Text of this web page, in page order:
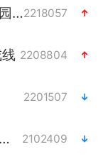
全球首个长时储能一体化产业园量产2218057
2208804
2201507
豚或将带来龙卷风 2102409